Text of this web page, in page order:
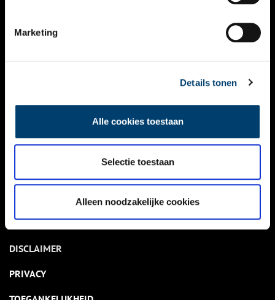
Marketing
Details tonen
Alle cookies toestaan
Selectie toestaan
Alleen noodzakelijke cookies
NIEUWS
KALENDER
ACTIVITEITEN
NIEUWSBRIEF
DISCLAIMER
PRIVACY